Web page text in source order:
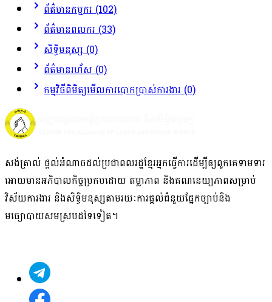
ព័ត៌មានកម្មករ (102)
ព័ត៌មានពលករ (33)
សិទ្ធិមនុស្ស (0)
ព័ត៌មានរហ័ស (0)
កម្មវិធីពិមិត្យមើលការបោកប្រាស់ការងារ (0)
សង់ត្រាល់ ផ្តល់អំណាច​ដល់​ប្រជាពលរដ្ឋខ្មែរអ្នក​ធ្វើការ​ដើម្បីឲ្យ​ពួក​គេ​ទាមទារ​
អោយមានអភិបាលកិច្ច​ប្រកបដោយ ​តម្លាភាព និង​គណនេយ្យភាពសម្រាប់
វិស័យ​ការងារ​ និង​សិទ្ធិមនុស្ស​តាមរយៈ​ការផ្តល់ជំនួយផ្នែកច្បាប់និង
មធ្យោបាយសមស្របដទៃ​ទៀត។